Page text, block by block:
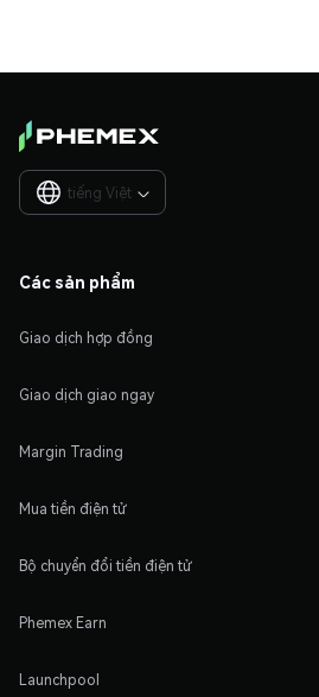
tiếng Việt 
Các sản phẩm
Giao dịch hợp đồng
Giao dịch giao ngay
Margin Trading
Mua tiền điện tử
Bộ chuyển đổi tiền điện tử
Phemex Earn
Launchpool